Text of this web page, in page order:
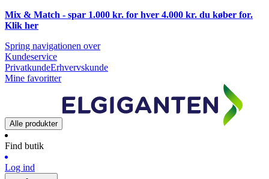
Mix & Match - spar 1.000 kr. for hver 4.000 kr. du køber for.
Klik her
Spring navigationen over
Kundeservice
PrivatkundeErhvervskunde
Mine favoritter
Alle produkter
Find butik
Log ind